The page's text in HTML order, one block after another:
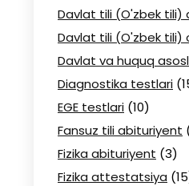
Davlat tili (O'zbek
Davlat tili (O'zbek tili)
Davlat va huquq
Diagnostika testlari
EGE testlari (10)
Fansuz tili abituriyent
Fizika abituriyent (3)
Fizika attestatsiya